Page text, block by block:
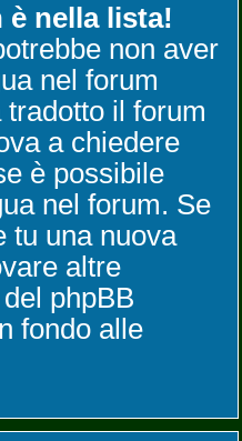
è nella lista!
non aver
nel forum
il forum
a chiedere
è possibile
nel forum. Se
tu una nuova
altre
phpBB
fondo alle